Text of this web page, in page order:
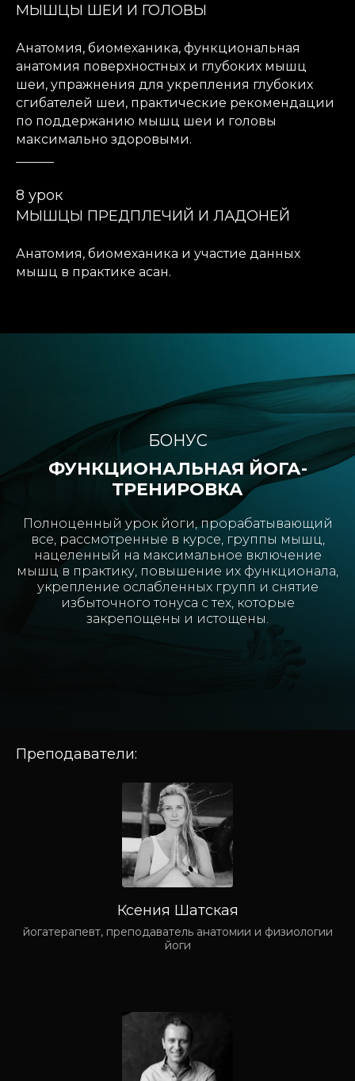
МЫШЦЫ ШЕИ И ГОЛОВЫ
Анатомия, биомеханика, функциональная
анатомия поверхностных и глубоких мышц
шеи, упражнения для укрепления глубоких
сгибателей шеи, практические рекомендации
по поддержанию мышц шеи и головы
максимально здоровыми.
8 урок
МЫШЦЫ ПРЕДПЛЕЧИЙ И ЛАДОНЕЙ
Анатомия, биомеханика и участие данных
мышц в практике асан.
БОНУС
ФУНКЦИОНАЛЬНАЯ ЙОГА-
ТРЕНИРОВКА
Полноценный урок йоги, прорабатывающий
все, рассмотренные в курсе, группы мышц,
нацеленный на максимальное включение
мышц в практику, повышение их функционала,
укрепление ослабленных групп и снятие
избыточного тонуса с тех, которые
закрепощены и истощены.
Преподаватели:
Ксения Шатская
йогатерапевт, преподаватель анатомии и физиологии
йоги